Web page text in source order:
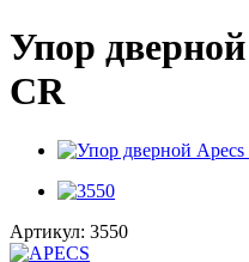
Упор
CR
Артикул: 3550